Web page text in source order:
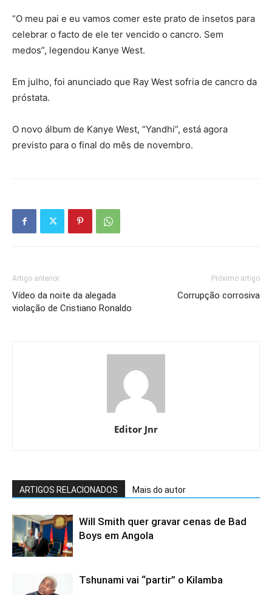
“O meu pai e eu vamos comer este prato de insetos para
celebrar o facto de ele ter vencido o cancro. Sem
medos”, legendou Kanye West.
Em julho, foi anunciado que Ray West sofria de cancro da
próstata.
O novo álbum de Kanye West, “Yandhi”, está agora
previsto para o final do mês de novembro.
Artigo anterior
Vídeo da noite da alegada
violação de Cristiano Ronaldo
Próximo artigo
Corrupção corrosiva
Editor Jnr
ARTIGOS RELACIONADOS Mais do autor
Will Smith quer gravar cenas de Bad
Boys em Angola
Tshunami vai “partir” o Kilamba